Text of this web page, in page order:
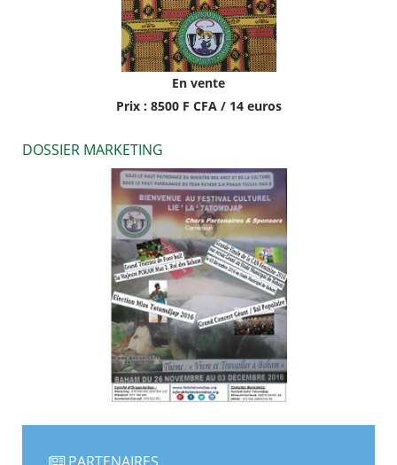
En vente
Prix : 8500 F CFA / 14 euros
DOSSIER MARKETING